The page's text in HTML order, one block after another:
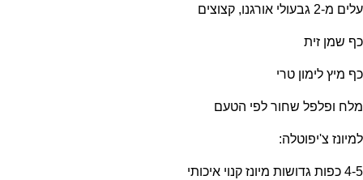
עלים מ-2 גבעולי אורגנו, קצוצים
כף שמן זית
כף מיץ לימון טרי
מלח ופלפל שחור לפי הטעם
למיונז צ'יפוטלה:
4-5 כפות גדושות מיונז קנוי איכותי